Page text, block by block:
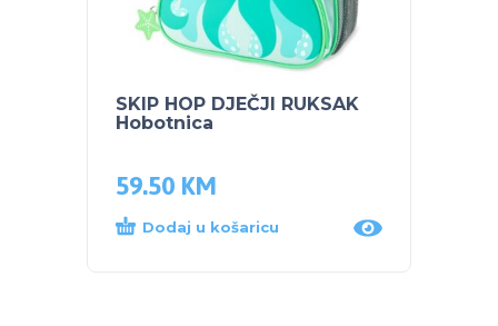
SKIP HOP DJEČJI RUKSAK
Hobotnica
59.50 KM
Dodaj u košaricu